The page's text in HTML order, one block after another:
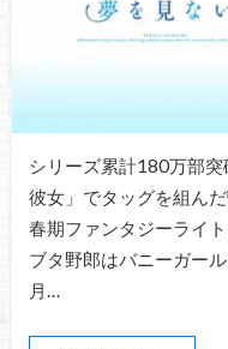
シリーズ累計180万部
彼女」でタッグを組ん
春期ファンタジーライ
ブタ野郎はバニーガー
月…